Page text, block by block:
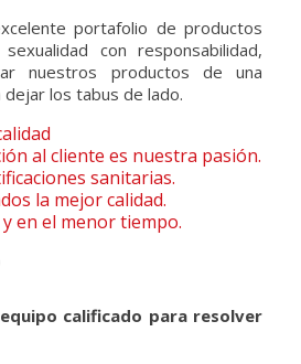
portafolio de productos
con responsabilidad,
nuestros productos de una
los tabus de lado.
al cliente es nuestra pasión.
sanitarias.
la mejor calidad.
en el menor tiempo.
calificado para resolver